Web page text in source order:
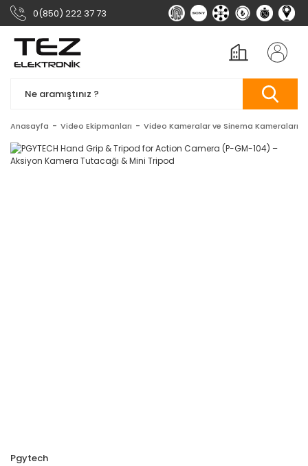
0(850) 222 37 73
Anasayfa Video Ekipmanları Video Kameralar ve Sinema Kameraları
Pgytech